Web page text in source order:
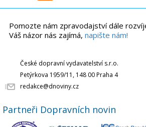
Pomozte nám zpravodajství dále
Váš názor nás zajímá, napište nám!
České dopravní vydavatelství s.r.o.
Petýrkova 1959/11, 148 00 Praha 4
redakce@dnoviny.cz
Partneři Dopravních novin